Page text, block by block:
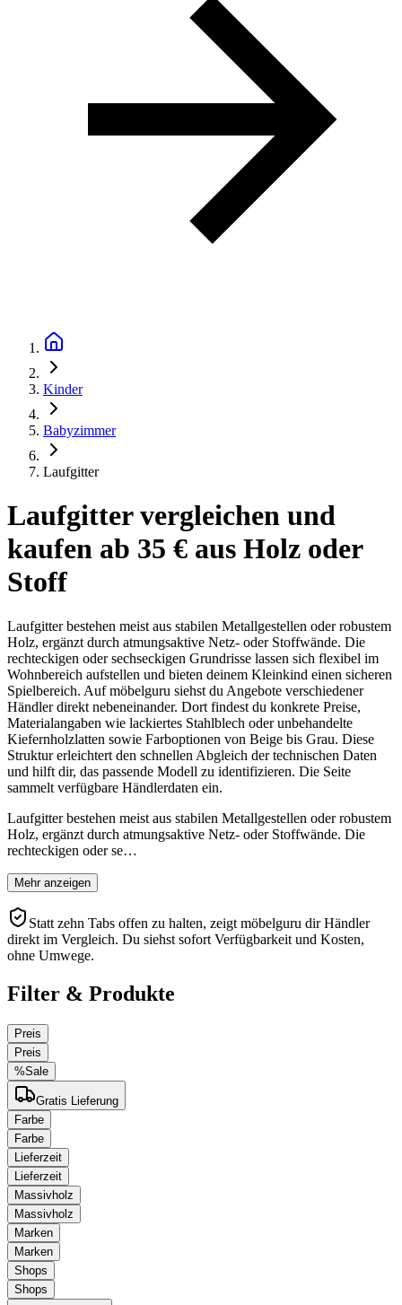
Kinder
Babyzimmer
Laufgitter
Laufgitter vergleichen und
kaufen ab 35 € aus Holz oder
Stoff
Laufgitter bestehen meist aus stabilen Metallgestellen oder robustem
Holz, ergänzt durch atmungsaktive Netz- oder Stoffwände. Die
rechteckigen oder sechseckigen Grundrisse lassen sich flexibel im
Wohnbereich aufstellen und bieten deinem Kleinkind einen sicheren
Spielbereich. Auf möbelguru siehst du Angebote verschiedener
Händler direkt nebeneinander. Dort findest du konkrete Preise,
Materialangaben wie lackiertes Stahlblech oder unbehandelte
Kiefernholzlatten sowie Farboptionen von Beige bis Grau. Diese
Struktur erleichtert den schnellen Abgleich der technischen Daten
und hilft dir, das passende Modell zu identifizieren. Die Seite
sammelt verfügbare Händlerdaten ein.
Laufgitter bestehen meist aus stabilen Metallgestellen oder robustem
Holz, ergänzt durch atmungsaktive Netz- oder Stoffwände. Die
rechteckigen oder se…
Mehr anzeigen
Statt zehn Tabs offen zu halten, zeigt möbelguru dir Händler
direkt im Vergleich. Du siehst sofort Verfügbarkeit und Kosten,
ohne Umwege.
Filter & Produkte
Preis
Preis
%Sale
Gratis Lieferung
Farbe
Farbe
Lieferzeit
Lieferzeit
Massivholz
Massivholz
Marken
Marken
Shops
Shops